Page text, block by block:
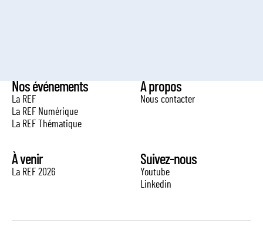
Nos événements
La REF
La REF Numérique
La REF Thématique
À propos
Nous contacter
À venir
La REF 2026
Suivez-nous
Youtube
Linkedin